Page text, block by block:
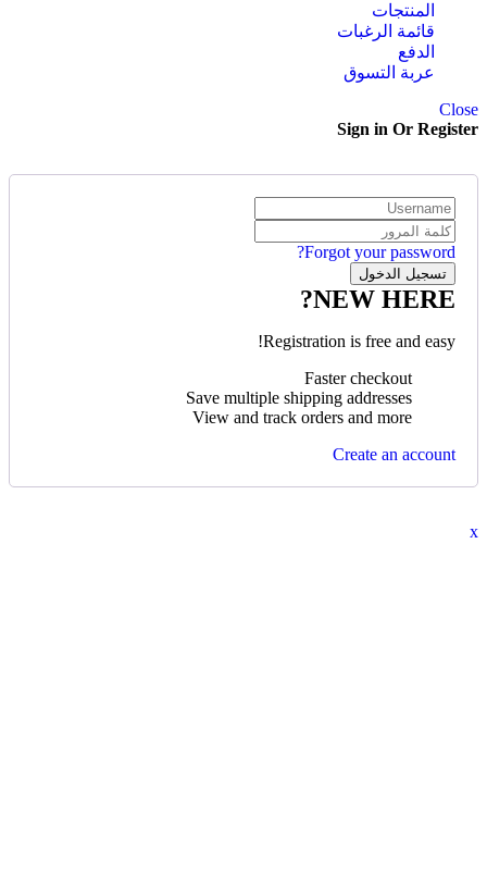
المنتجات
قائمة الرغبات
الدفع
عربة التسوق
Close
Sign in Or Register
Forgot your password?
NEW HERE?
Registration is free and easy!
Faster checkout
Save multiple shipping addresses
View and track orders and more
Create an account
x